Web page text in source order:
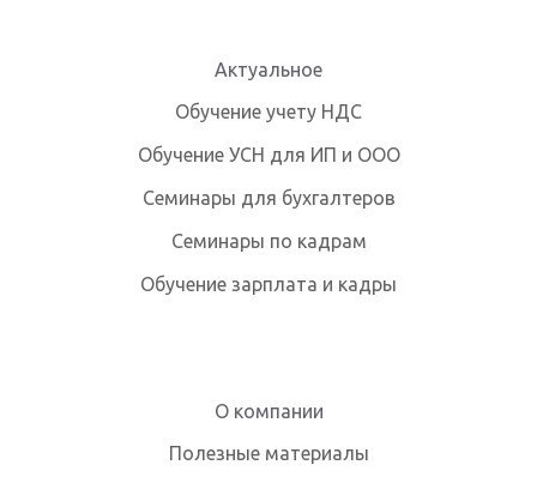
Актуальное
Обучение учету НДС
Обучение УСН для ИП и ООО
Семинары для бухгалтеров
Семинары по кадрам
Обучение зарплата и кадры
О компании
Полезные материалы